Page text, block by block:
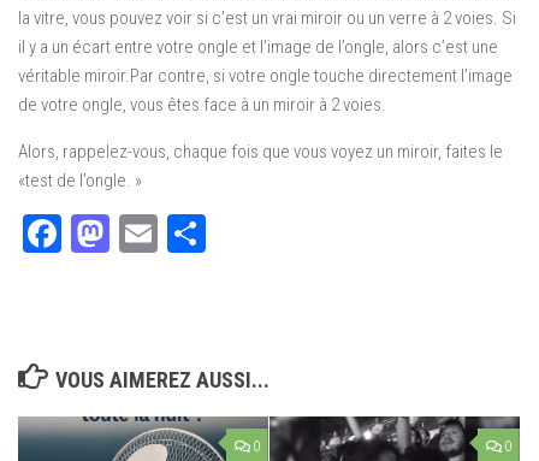
la vitre, vous pouvez voir si c’est un vrai miroir ou un verre à 2 voies. Si
il y a un écart entre votre ongle et l’image de l’ongle, alors c’est une
véritable miroir.Par contre, si votre ongle touche directement l’image
de votre ongle, vous êtes face à un miroir à 2 voies.
Alors, rappelez-vous, chaque fois que vous voyez un miroir, faites le
«test de l’ongle. »
Facebook
Mastodon
Email
VOUS AIMEREZ AUSSI...
0 0